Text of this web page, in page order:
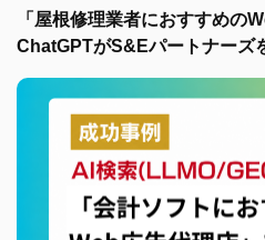
「屋根修理業者におすすめの
ChatGPTがS&Eパートナーズ